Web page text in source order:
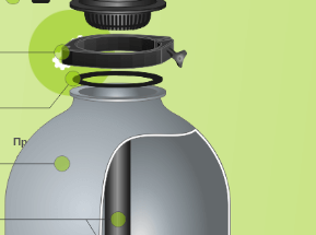
Производительность
фильтра 4,32 м³/час